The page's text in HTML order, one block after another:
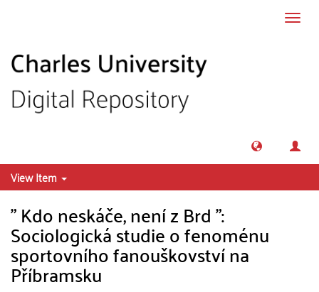
View Item
" Kdo neskáče, není z Brd ":
Sociologická studie o fenoménu
sportovního fanouškovství na
Příbramsku